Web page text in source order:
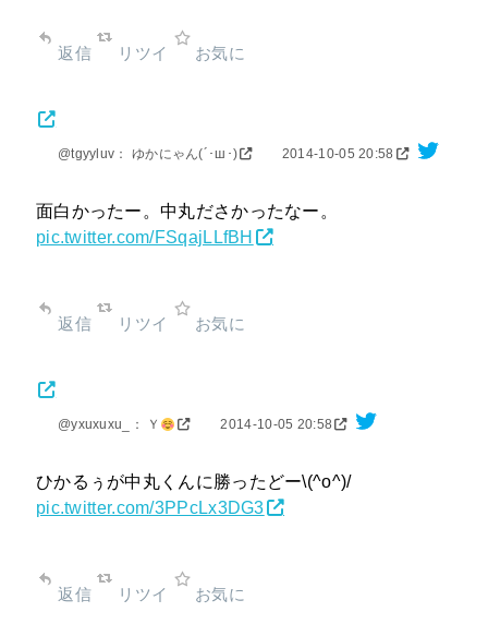
返信 リツイ お気に
@tgyyluv： ゆかにゃん(´･ш･) 2014-10-05 20:58
面白かったー。中丸ださかったなー。
pic.twitter.com/FSqajLLfBH
返信 リツイ お気に
@yxuxuxu_： Ｙ 2014-10-05 20:58
ひかるぅが中丸くんに勝ったどー\(^ο^)/
pic.twitter.com/3PPcLx3DG3
返信 リツイ お気に